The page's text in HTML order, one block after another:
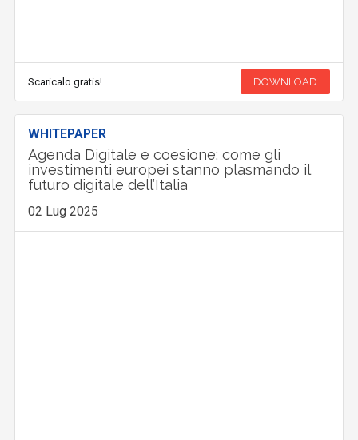
Scaricalo gratis! DOWNLOAD
WHITEPAPER
Agenda Digitale e coesione: come gli
investimenti europei stanno plasmando il
futuro digitale dell’Italia
02 Lug 2025